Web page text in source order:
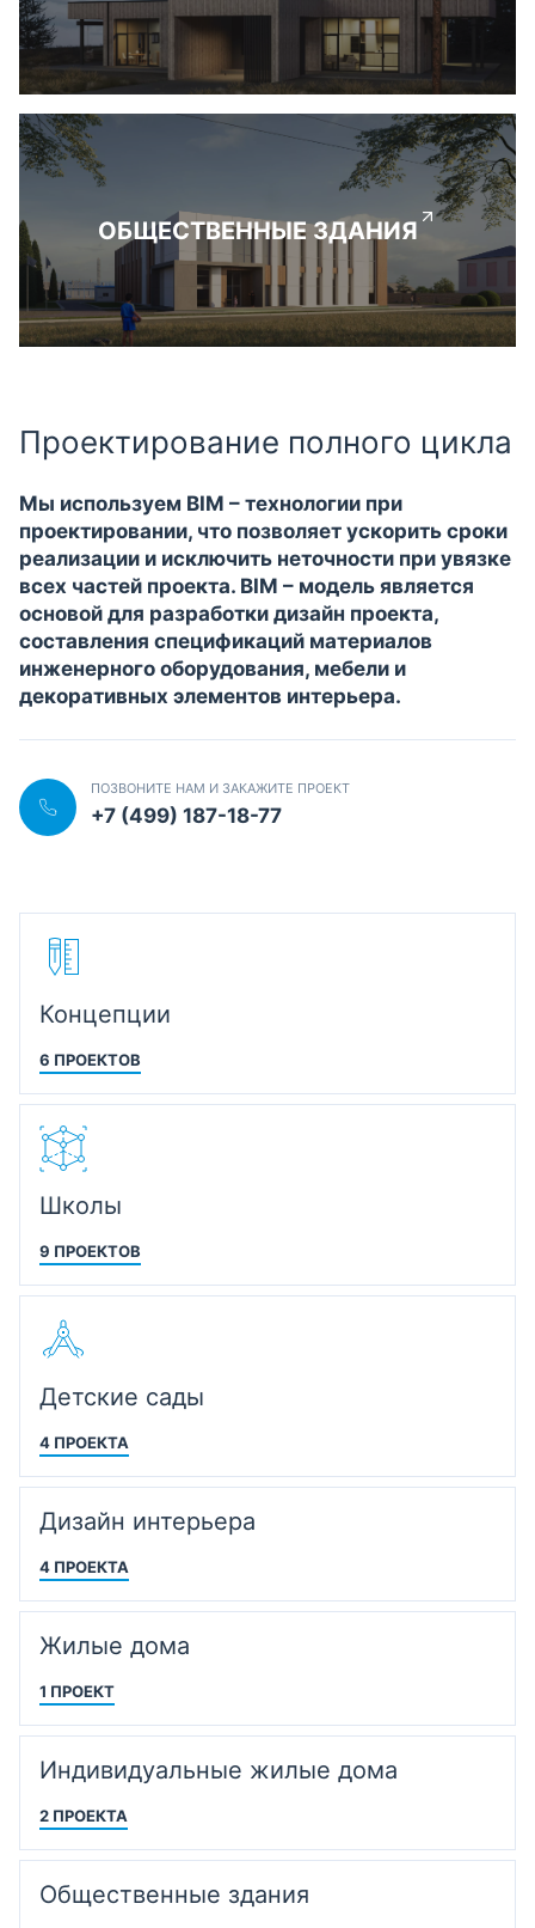
ОБЩЕСТВЕННЫЕ ЗДАНИЯ
Проектирование полного цикла
Мы используем BIM – технологии при
проектировании, что позволяет ускорить сроки
реализации и исключить неточности при увязке
всех частей проекта. BIM – модель является
основой для разработки дизайн проекта,
составления спецификаций материалов
инженерного оборудования, мебели и
декоративных элементов интерьера.
ПОЗВОНИТЕ НАМ И ЗАКАЖИТЕ ПРОЕКТ
+7 (499) 187-18-77
Концепции
6 ПРОЕКТОВ
Школы
9 ПРОЕКТОВ
Детские сады
4 ПРОЕКТА
Дизайн интерьера
4 ПРОЕКТА
Жилые дома
1 ПРОЕКТ
Индивидуальные жилые дома
2 ПРОЕКТА
Общественные здания